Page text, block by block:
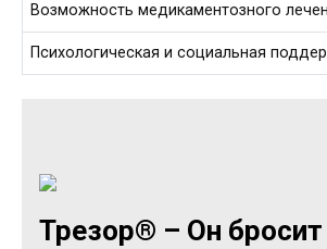
Возможность медикаментозного
Психологическая и социальная
Трезор® – Он бросит